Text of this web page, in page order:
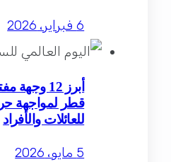
6 فبراير، 2026
أبرز 12
قطر لمواجهة
للعائلات والأفراد
5 مايو، 2026